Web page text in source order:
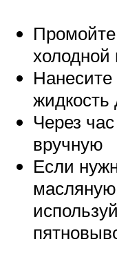
холодной
Нанесите
Через
вручную
Если